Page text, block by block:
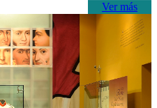
Ver más